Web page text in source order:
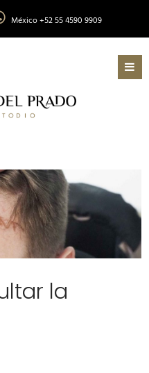
México +52 55 4590 9909
la